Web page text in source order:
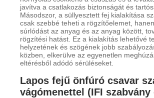
javítva a csatlakozás biztonságát és
Másodszor, a süllyesztett fej kialakítása
csak szebbé teheti a rögzítőelemet,
súrlódást az anyag és az anyag között,
rögzítési hatást. Ez a kialakítás lehetővé
helyzetének és szögének jobb
közben, elkerülve az egyenetlen
eltérésből adódó sérüléseket.
Lapos fejű önfúró csavar
vágómenettel (IFI szabvány